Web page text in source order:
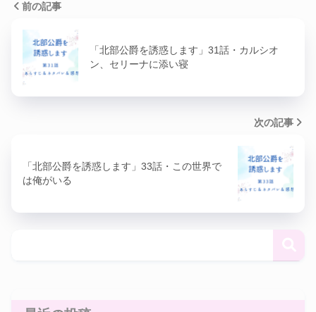
前の記事
「北部公爵を誘惑します」31話・カルシオ
ン、セリーナに添い寝
次の記事
「北部公爵を誘惑します」33話・この世界で
は俺がいる